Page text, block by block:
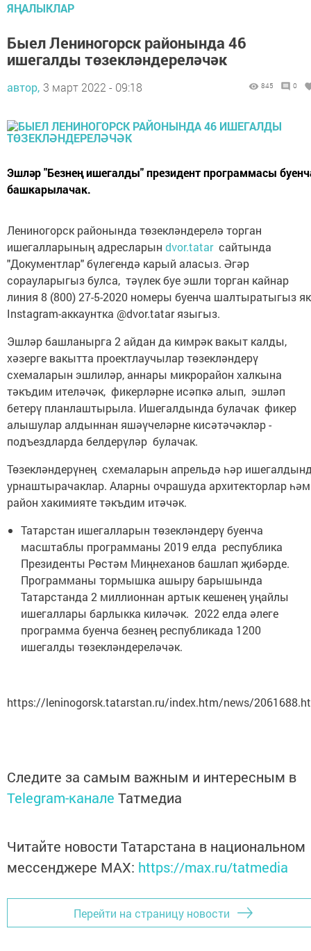
ЯҢАЛЫКЛАР
Быел Лениногорск районында 46
ишегалды төзекләндереләчәк
автор, 3 март 2022 - 09:18 845 0
Эшләр "Безнең ишегалды" президент программасы
башкарылачак.
Лениногорск районында төзекләндерелә торган
ишегалларының адресларын dvor.tatar сайтында
"Документлар" бүлегендә карый аласыз. Әгәр
сорауларыгыз булса, тәүлек буе эшли торган кайнар
линия 8 (800) 27-5-2020 номеры буенча шалтыратыгыз
Instagram-аккаунтка @dvor.tatar языгыз.
Эшләр башланырга 2 айдан да кимрәк вакыт калды,
хәзерге вакытта проектлаучылар төзекләндерү
схемаларын эшлиләр, аннары микрорайон халкына
тәкъдим ителәчәк, фикерләрне исәпкә алып, эшләп
бетерү планлаштырыла. Ишегалдында булачак фикер
алышулар алдыннан яшәүчеләрне кисәтәчәкләр -
подъездларда белдерүләр булачак.
Төзекләндерүнең схемаларын апрельдә һәр
урнаштырачаклар. Аларны очрашуда архитекторлар һәм
район хакимияте тәкъдим итәчәк.
Татарстан ишегалларын төзекләндерү буенча
масштаблы программаны 2019 елда республика
Президенты Рөстәм Миңнеханов башлап җибәрде.
Программаны тормышка ашыру барышында
Татарстанда 2 миллионнан артык кешенең уңайлы
ишегаллары барлыкка киләчәк. 2022 елда әлеге
программа буенча безнең республикада 1200
ишегалды төзекләндереләчәк.
https://leninogorsk.tatarstan.ru/index.htm/news/
Следите за самым важным и интересным в
Telegram-канале Татмедиа
Читайте новости Татарстана в национальном
мессенджере MАХ: https://max.ru/tatmedia
Перейти на страницу новости